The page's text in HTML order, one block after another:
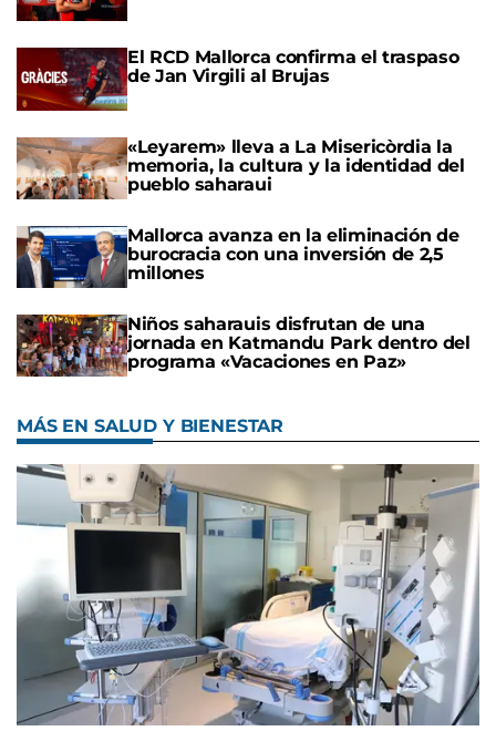
El RCD Mallorca confirma el traspaso
de Jan Virgili al Brujas
«Leyarem» lleva a La Misericòrdia la
memoria, la cultura y la identidad del
pueblo saharaui
Mallorca avanza en la eliminación de
burocracia con una inversión de 2,5
millones
Niños saharauis disfrutan de una
jornada en Katmandu Park dentro del
programa «Vacaciones en Paz»
MÁS EN SALUD Y BIENESTAR